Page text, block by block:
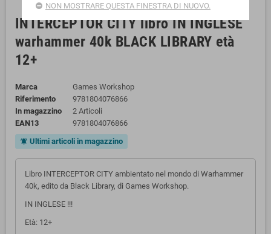
INTERCEPTOR CITY libro IN INGLESE
warhammer 40k BLACK LIBRARY età
12+
Marca
Games Workshop
Riferimento
9781804076866
In magazzino
2 Articoli
EAN13
9781804076866
notifications_active Ultimi articoli in magazzino
Libro INTERCEPTOR CITY ambientato nel mondo di Warhammer
40k, edito da Black Library, di Games Workshop.
IN INGLESE !!!
Età: 12+
NON MOSTRARE QUESTA FINESTRA DI NUOVO.